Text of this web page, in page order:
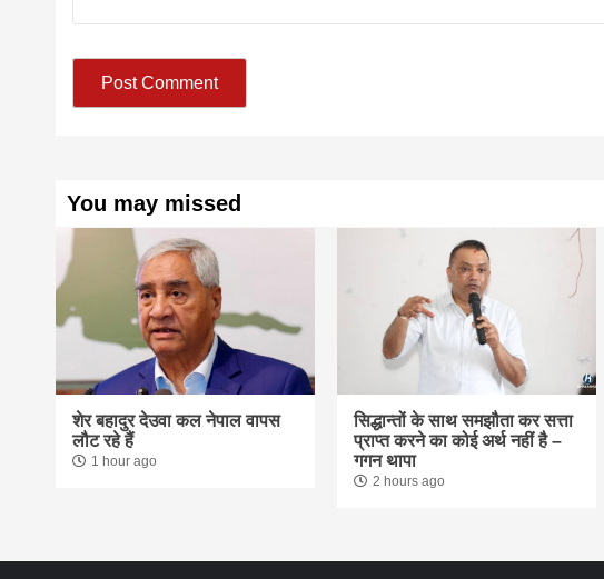
You may missed
शेर बहादुर देउवा कल नेपाल वापस
लौट रहे हैं
1 hour ago
सिद्धान्तों के साथ समझौता कर सत्ता
प्राप्त करने का कोई अर्थ नहीं है –
गगन थापा
2 hours ago